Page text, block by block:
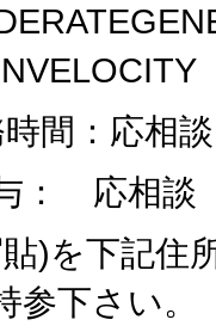
間：応相談
： 応相談
)を下記住
参下さい。